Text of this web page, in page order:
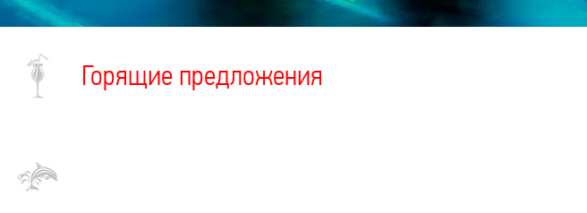
Горящие предложения